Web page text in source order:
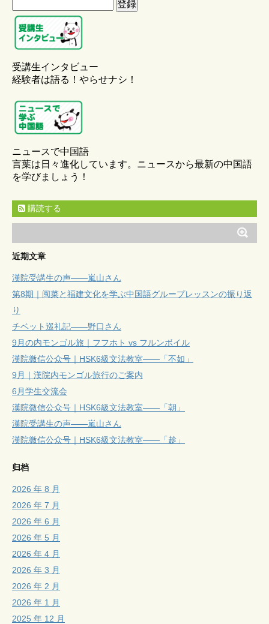
受講生インタビュー
経験者は語る！やらせナシ！
ニュースで中国語
言葉は日々進化しています。ニュースから最新の中国語
を学びましょう！
購読する
近期文章
漢院受講生の声——嵐山さん
第8期｜闽菜と福建文化を学ぶ中国語グループレッスンの振り返
り
チベット巡礼記——野口さん
9月の内モンゴル旅｜フフホト vs フルンボイル
漢院微信公众号｜HSK6級文法教室——「不如」
9月｜漢院内モンゴル旅行のご案内
6月学生交流会
漢院微信公众号｜HSK6級文法教室——「朝」
漢院受講生の声——嵐山さん
漢院微信公众号｜HSK6級文法教室——「趁」
归档
2026 年 8 月
2026 年 7 月
2026 年 6 月
2026 年 5 月
2026 年 4 月
2026 年 3 月
2026 年 2 月
2026 年 1 月
2025 年 12 月